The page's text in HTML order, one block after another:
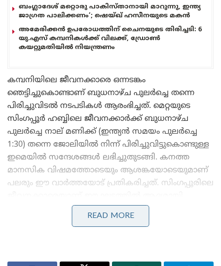
ബംഗ്ലാദേശ് മറ്റൊരു പാകിസ്താനായി മാറുന്നു, ഇന്ത്യ
ജാഗ്രത പാലിക്കണം’; ഷെയ്ഖ് ഹസീനയുടെ മകൻ
അമേരിക്കൻ ഉപരോധത്തിന് ചൈനയുടെ തിരിച്ചടി: 6
യു.എസ് കമ്പനികൾക്ക് വിലക്ക്, ഡ്രോൺ
കയറ്റുമതിയിൽ നിയന്ത്രണം
കമ്പനിയിലെ ജീവനക്കാരെ ഒന്നടങ്കം
ഞെട്ടിച്ചുകൊണ്ടാണ് ബുധനാഴ്ച പുലർച്ചെ തന്നെ
പിരിച്ചുവിടൽ നടപടികൾ ആരംഭിച്ചത്. മെറ്റയുടെ
സിംഗപ്പൂർ ഹബ്ബിലെ ജീവനക്കാർക്ക് ബുധനാഴ്ച
പുലർച്ചെ നാല് മണിക്ക് (ഇന്ത്യൻ സമയം പുലർച്ചെ
1:30) തന്നെ ജോലിയിൽ നിന്ന് പിരിച്ചുവിട്ടുകൊണ്ടുള്ള
ഇമെയിൽ സന്ദേശങ്ങൾ ലഭിച്ചുതുടങ്ങി. കനത്ത
മാനസിക വിഷമത്തോടെയും ആശങ്കയോടെയുമാണ്
പലരും ഈ വാർത്തയോട് പ്രതികരിച്ചത്. സിംഗപ്പൂരിലെ
പിരിച്ചുവിടൽ ബാധിച്ചിരിക്കുന്നത്. മറ്റ് രാജ്യങ്ങളിലെ
നടക്കുന്നതിനാൽ വടക്കേ അമേരിക്കയടക്കമുള്ള
READ MORE